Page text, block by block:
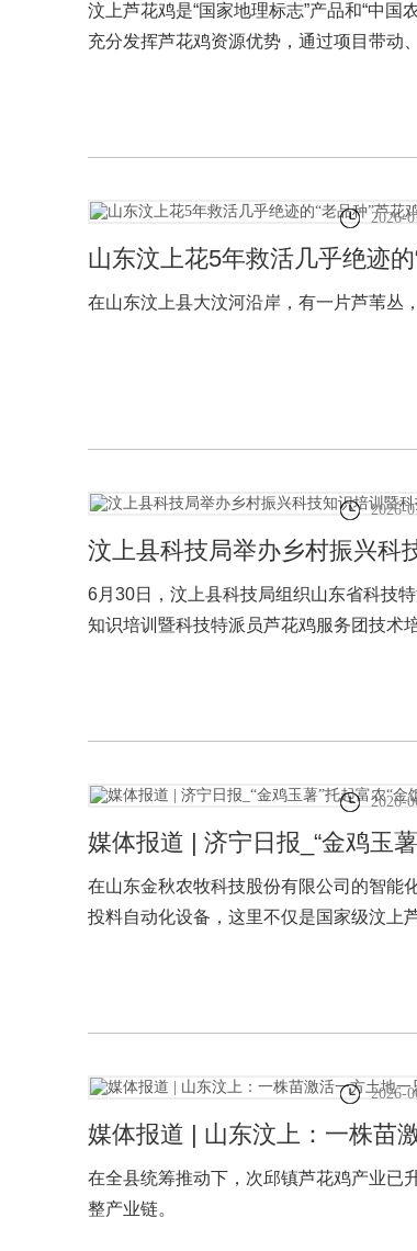
汶上芦花鸡是“国家地理标志”产品和“中国
充分发挥芦花鸡资源优势，通过项目带动
2026-
山东汶上花5年救活几乎绝迹
在山东汶上县大汶河沿岸，有一片芦苇丛
2026-
汶上县科技局举办乡村振兴科
6月30日，汶上县科技局组织山东省科技
知识培训暨科技特派员芦花鸡服务团技术
2026-
媒体报道 | 济宁日报_“金鸡玉
在山东金秋农牧科技股份有限公司的智能
投料自动化设备，这里不仅是国家级汶上
2026-
媒体报道 | 山东汶上：一株苗
在全县统筹推动下，次邱镇芦花鸡产业已
整产业链。